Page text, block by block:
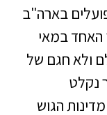
בארה"ב
האחד במאי
ולא חגם של
נקלט
הגוש